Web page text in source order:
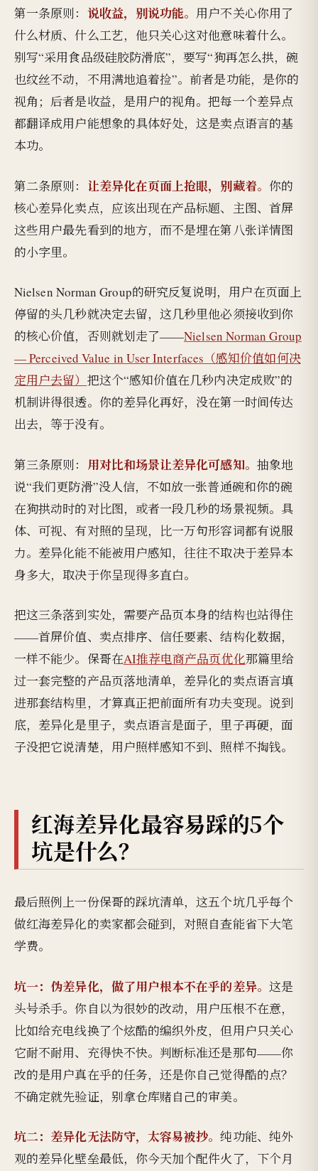
第一条原则： 说收益，别说功能。用户不关心你用了
什么材质、什么工艺，他只关心这对他意味着什么。
别写“采用食品级硅胶防滑底”，要写“狗再怎么拱，碗
也纹丝不动，不用满地追着捡”。前者是功能，是你的
视角；后者是收益，是用户的视角。把每一个差异点
都翻译成用户能想象的具体好处，这是卖点语言的基
本功。
第二条原则： 让差异化在页面上抢眼，别藏着。 你的
核心差异化卖点，应该出现在产品标题、主图、首屏
这些用户最先看到的地方，而不是埋在第八张详情图
的小字里。
Nielsen Norman Group的研究反复说明，用户在页面上
停留的头几秒就决定去留，这几秒里他必须接收到你
的核心价值，否则就划走了——Nielsen Norman Group
— Perceived Value in User Interfaces（感知价值如何决
定用户去留） 把这个“感知价值在几秒内决定成败”的
机制讲得很透。你的差异化再好，没在第一时间传达
出去，等于没有。
第三条原则： 用对比和场景让差异化可感知。 抽象地
说“我们更防滑”没人信，不如放一张普通碗和你的碗
在狗拱动时的对比图，或者一段几秒的场景视频。具
体、可视、有对照的呈现，比一万句形容词都有说服
力。差异化能不能被用户感知，往往不取决于差异本
身多大，取决于你呈现得多直白。
把这三条落到实处，需要产品页本身的结构也站得住
——首屏价值、卖点排序、信任要素、结构化数据，
一样不能少。保哥在AI推荐电商产品页优化那篇里给
过一套完整的产品页落地清单，差异化的卖点语言填
进那套结构里，才算真正把前面所有功夫变现。说到
底，差异化是里子，卖点语言是面子，里子再硬，面
子没把它说清楚，用户照样感知不到、照样不掏钱。
红海差异化最容易踩的5个
坑是什么？
最后照例上一份保哥的踩坑清单，这五个坑几乎每个
做红海差异化的卖家都会碰到，对照自查能省下大笔
学费。
坑一：伪差异化，做了用户根本不在乎的差异。 这是
头号杀手。你自以为很妙的改动，用户压根不在意，
比如给充电线换了个炫酷的编织外皮，但用户只关心
它耐不耐用、充得快不快。判断标准还是那句——你
改的是用户真在乎的任务，还是你自己觉得酷的点？
不确定就先验证，别拿仓库赌自己的审美。
坑二：差异化无法防守，太容易被抄。纯功能、纯外
观的差异化壁垒最低，你今天加个配件火了，下个月